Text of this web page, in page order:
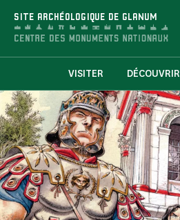
SITE ARCHÉOLOGIQUE DE GLANUM
VISITER DÉCOUVRIR